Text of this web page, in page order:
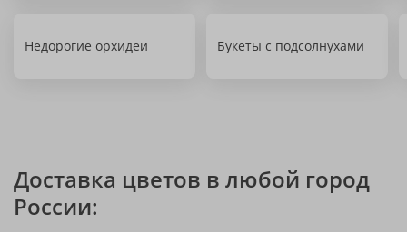
Недорогие орхидеи Букеты с подсолнухами
Доставка цветов в любой город
России: